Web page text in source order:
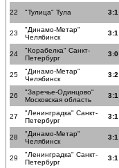
22 "Тулица" Тула 3:1
23
"Динамо-Метар"
Челябинск
3:1
24
"Корабелка" Санкт-
Петербург
3:0
25
"Динамо-Метар"
Челябинск
3:2
26
"Заречье-Одинцово"
Московская область
3:1
27
"Ленинградка" Санкт-
Петербург
3:1
28
"Динамо-Метар"
Челябинск
3:1
29
"Ленинградка" Санкт-
Петербург
3:1